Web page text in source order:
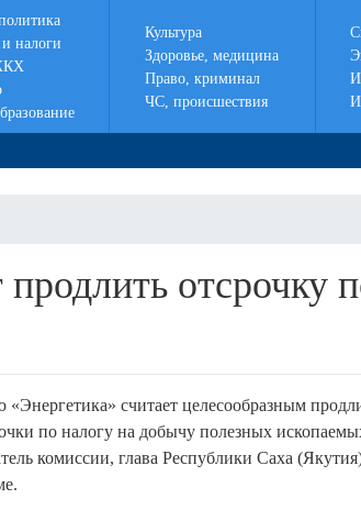
налоги
Культура
Здоровье, медицина
Право, криминал
ЧС, происшествия
отсрочку
считает целесообразным
по налогу на добычу полезных
комиссии, глава Республики Саха